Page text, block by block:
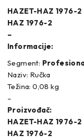
HAZET-HAZ 1976-2
HAZ 1976-2
–
Informacije:
Segment:
Naziv: Ručka
Težina: 0,08 kg
–
Proizvođač:
HAZET-HAZ 1976-2
HAZ 1976-2